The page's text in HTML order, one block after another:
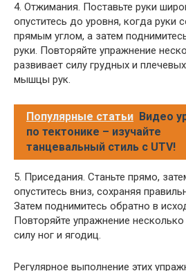
4. Отжимания. Поставьте руки
опуститесь до уровня, когда руки
прямым углом, а затем
руки. Повторяйте упражнение
развивает силу грудных и
мышцы рук.
Популярные статьи Видео
по тектонике – изучайте
танцевальный стиль с UTV!
5. Приседания. Станьте прямо,
опуститесь вниз, сохраняя
Затем поднимитесь обратно в
Повторяйте упражнение
силу ног и ягодиц.
Регулярное выполнение этих